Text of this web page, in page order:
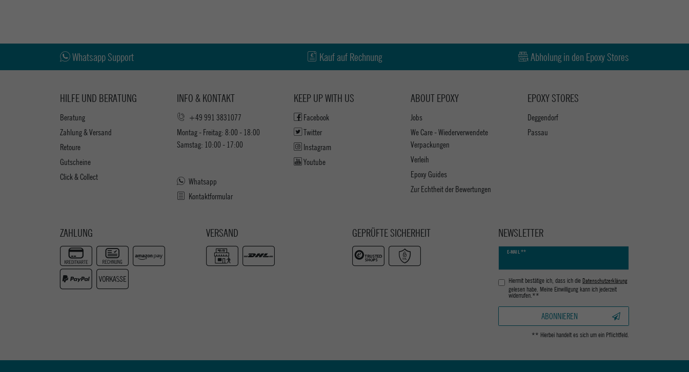
Whatsapp Support Kauf auf Rechnung Abholung in den Epoxy Stores
HILFE UND BERATUNG
Beratung
Zahlung & Versand
Retoure
Gutscheine
Click & Collect
INFO & KONTAKT
+49 991 3831077
Montag - Freitag: 8:00 - 18:00
Samstag: 10:00 - 17:00
Whatsapp
Kontaktformular
ABOUT EPOXY
Jobs
We Care - Wiederverwendete
Verpackungen
Verleih
Epoxy Guides
Zur Echtheit der Bewertungen
EPOXY STORES
Deggendorf
Passau
KEEP UP WITH US
Facebook
Twitter
Instagram
Youtube
ZAHLUNG VERSAND GEPRÜFTE SICHERHEIT NEWSLETTER
E-MAIL **
Newsletter
Hiermit bestätige ich, dass ich die Daten­schutz­erklärung
gelesen habe. Meine Einwilligung kann ich jederzeit
widerrufen.**
ABONNIEREN
** Hierbei handelt es sich um ein Pflichtfeld.